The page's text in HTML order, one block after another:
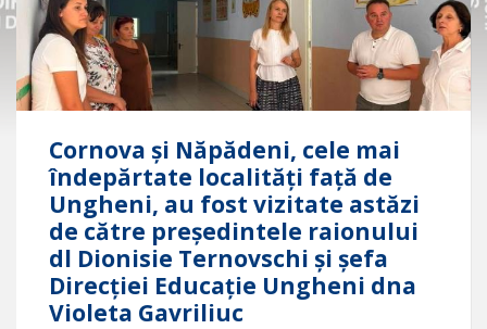
Cornova și Năpădeni, cele mai
îndepărtate localități față de
Ungheni, au fost vizitate astăzi
de către președintele raionului
dl Dionisie Ternovschi și șefa
Direcţiei Educație Ungheni dna
Violeta Gavriliuc